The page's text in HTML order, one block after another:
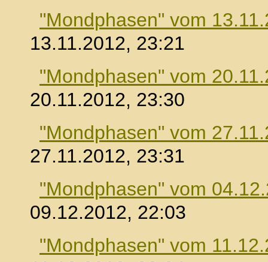
"Mondphasen" vom
13.11.2012, 23:21
"Mondphasen" vom
20.11.2012, 23:30
"Mondphasen" vom
27.11.2012, 23:31
"Mondphasen" vom
09.12.2012, 22:03
"Mondphasen" vom